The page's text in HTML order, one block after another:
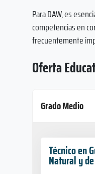
Para DAW, es
competencias en
frecuentemente
Oferta
Grado Medio
Técnico en
Natural y